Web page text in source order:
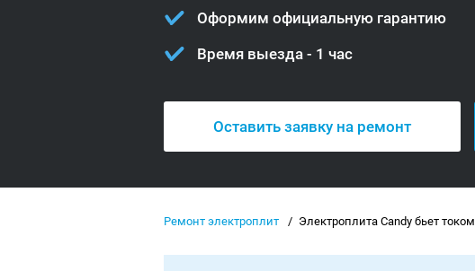
Оформим официальную гарантию
Время выезда - 1 час
Оставить заявку на ремонт
Ремонт электроплит Электроплита Candy бьет током